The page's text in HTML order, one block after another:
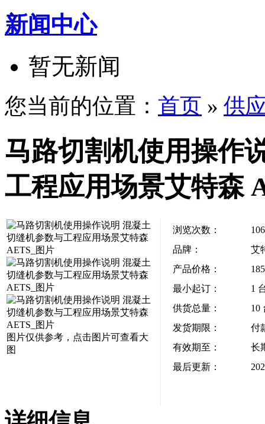
新闻中心
暂无新闻
您当前的位置： 首页 » 供
马路切割机使用操作
工程应用场景艾特森
图片仅供参考，点击图片可查看大
图
浏览次数：
106
品牌：
艾
产品价格：
最小起订：
1
供货总量：
10
发货期限：
付
有效期至：
长
最后更新：